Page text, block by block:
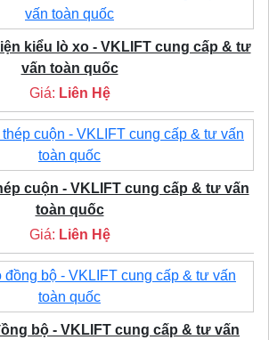
kiểu lò xo - VKLIFT cung cấp & tư
vấn toàn quốc
Giá: Liên Hệ
cuộn - VKLIFT cung cấp & tư vấn
toàn quốc
Giá: Liên Hệ
bộ - VKLIFT cung cấp & tư vấn